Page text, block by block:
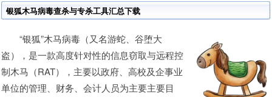
银狐木马病毒查杀与专杀工具汇总下载
“银狐”木马病毒（又名游蛇、谷堕大
盗），是一款高度针对性的信息窃取与远程控
制木马（RAT），主要以政府、高校及企事业
单位的管理、财务、会计人员为主要主要目